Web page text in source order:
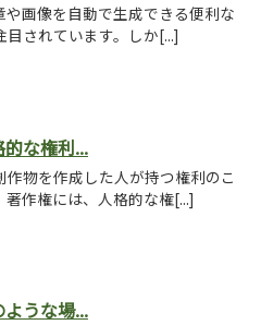
や画像を自動で生成できる便利な
目されています。しか[...]
な権利...
作物を作成した人が持つ権利のこ
著作権には、人格的な権[...]
うな場...